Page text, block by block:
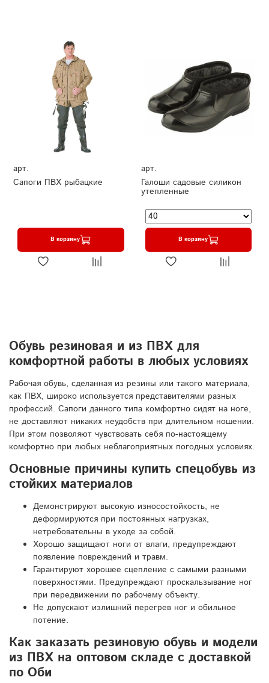
арт.
Сапоги ПВХ рыбацкие
В корзину
арт.
Галоши садовые силикон
утепленные
В корзину
Обувь резиновая и из ПВХ для
комфортной работы в любых условиях
Рабочая обувь, сделанная из резины или такого материала,
как ПВХ, широко используется представителями разных
профессий. Сапоги данного типа комфортно сидят на ноге,
не доставляют никаких неудобств при длительном ношении.
При этом позволяют чувствовать себя по-настоящему
комфортно при любых неблагоприятных погодных условиях.
Основные причины купить спецобувь из
стойких материалов
Демонстрируют высокую износостойкость, не
деформируются при постоянных нагрузках,
нетребовательны в уходе за собой.
Хорошо защищают ноги от влаги, предупреждают
появление повреждений и травм.
Гарантируют хорошее сцепление с самыми разными
поверхностями. Предупреждают проскальзывание ног
при передвижении по рабочему объекту.
Не допускают излишний перегрев ног и обильное
потение.
Как заказать резиновую обувь и модели
из ПВХ на оптовом складе с доставкой
по Оби